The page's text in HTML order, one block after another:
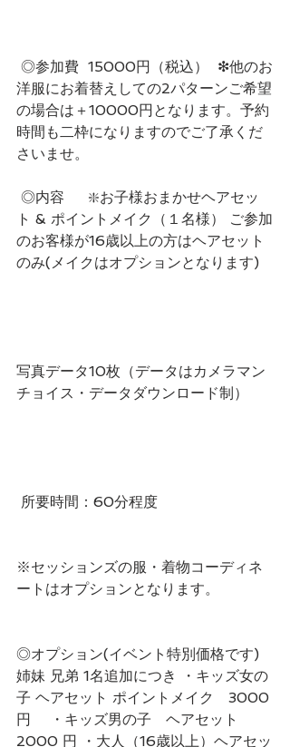
洋服にお着替えしての2パターンご希望
の場合は＋10000円となります。予約
時間も二枠になりますのでご了承くだ
さいませ。
ト & ポイントメイク（１名様） ご参加
のお客様が16歳以上の方はヘアセット
のみ(メイクはオプションとなります)
写真データ10枚（データはカメラマン
チョイス・データダウンロード制）
所要時間：60分程度
※セッションズの服・着物コーディネ
ートはオプションとなります。
◎オプション(イベント特別価格です)
姉妹 兄弟 1名追加につき ・キッズ女の
子 ヘアセット ポイントメイク　3000
円　 ・キッズ男の子　ヘアセット
2000 円 ・大人（16歳以上）ヘアセッ